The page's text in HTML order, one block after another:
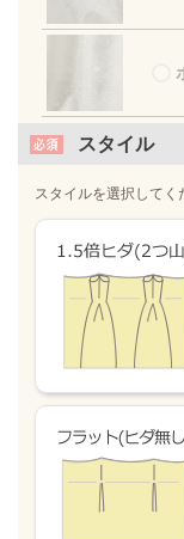
スタイル
スタイルを選択してく